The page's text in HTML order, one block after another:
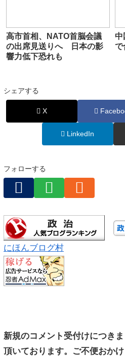
高市首相、NATO首脳会議
の出席見送りへ 日本の影
響力低下恐れも
中
で
シェアする
X
LinkedIn
フォローする
にほんブログ村
新規のコメント受付けにつき
頂いております。ご不便おか